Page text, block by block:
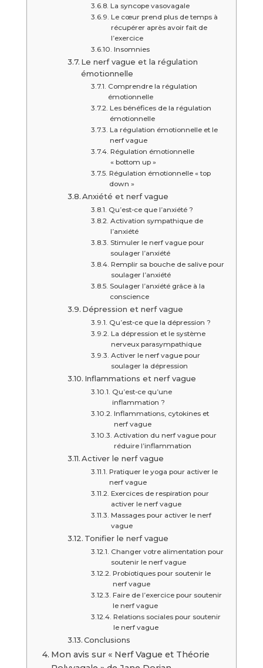
La syncope vasovagale
Le cœur prend plus de temps à
récupérer après avoir fait de
l’exercice
Insomnies
Le nerf vague et la régulation
émotionnelle
Comprendre la régulation
émotionnelle
Les bénéfices de la régulation
émotionnelle
La régulation émotionnelle et le
nerf vague
Régulation émotionnelle
« bottom up »
Régulation émotionnelle « top
down »
Anxiété et nerf vague
Qu’est-ce que l’anxiété ?
Activation sympathique de
l’anxiété
Stimuler le nerf vague pour
soulager l’anxiété
Remplir sa bouche de salive pour
soulager l’anxiété
Soulager l’anxiété grâce à la
conscience
Dépression et nerf vague
Qu’est-ce que la dépression ?
La dépression et le système
nerveux parasympathique
Activer le nerf vague pour
soulager la dépression
Inflammations et nerf vague
Qu’est-ce qu’une
inflammation ?
Inflammations, cytokines et
nerf vague
Activation du nerf vague pour
réduire l’inflammation
Activer le nerf vague
Pratiquer le yoga pour activer le
nerf vague
Exercices de respiration pour
activer le nerf vague
Massages pour activer le nerf
vague
Tonifier le nerf vague
Changer votre alimentation pour
soutenir le nerf vague
Probiotiques pour soutenir le
nerf vague
Faire de l’exercice pour soutenir
le nerf vague
Relations sociales pour soutenir
le nerf vague
Conclusions
Mon avis sur « Nerf Vague et Théorie